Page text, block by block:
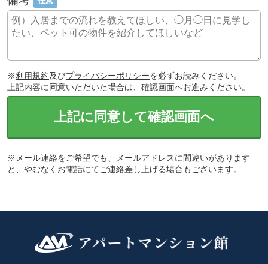
※利用規約及びプライバシーポリシーを必ずお読みください。
上記内容に同意いただいた場合は、確認画面へお進みください。
上記に同意して確認画面へ
※メール連絡をご希望でも、メールアドレスに間違いがあります
と、やむなくお電話にてご連絡差し上げる場合もございます。